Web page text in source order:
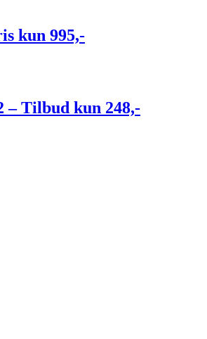
kun 995,-
– Tilbud kun 248,-